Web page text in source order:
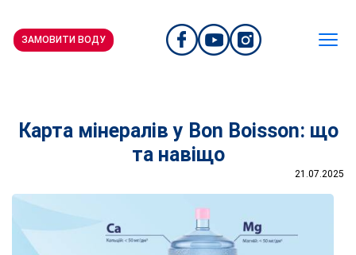
ЗАМОВИТИ ВОДУ
Карта мінералів у Bon Boisson: що
та навіщо
21.07.2025